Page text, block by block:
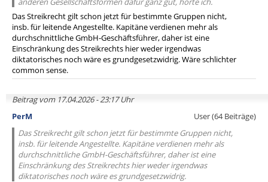
Das Streikrecht gilt schon jetzt für bestimmte Gruppen nicht,
insb. für leitende Angestellte. Kapitäne verdienen mehr als
durchschnittliche GmbH-Geschäftsführer, daher ist eine
Einschränkung des Streikrechts hier weder irgendwas
diktatorisches noch wäre es grundgesetzwidrig. Wäre schlichter
common sense.
Beitrag vom 17.04.2026 - 23:17 Uhr
PerM
User (64 Beiträge)
Das Streikrecht gilt schon jetzt für bestimmte Gruppen nicht,
insb. für leitende Angestellte. Kapitäne verdienen mehr als
durchschnittliche GmbH-Geschäftsführer, daher ist eine
Einschränkung des Streikrechts hier weder irgendwas
diktatorisches noch wäre es grundgesetzwidrig.